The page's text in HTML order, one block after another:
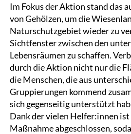
Im Fokus der Aktion stand das
von Gehölzen, um die
Naturschutzgebiet wieder zu
Sichtfenster zwischen den
Lebensräumen zu schaffen.
durch die Aktion nicht nur die
die Menschen, die aus
Gruppierungen kommend
sich gegenseitig unterstützt
Dank der vielen Helfer:innen
Maßnahme abgeschlossen,